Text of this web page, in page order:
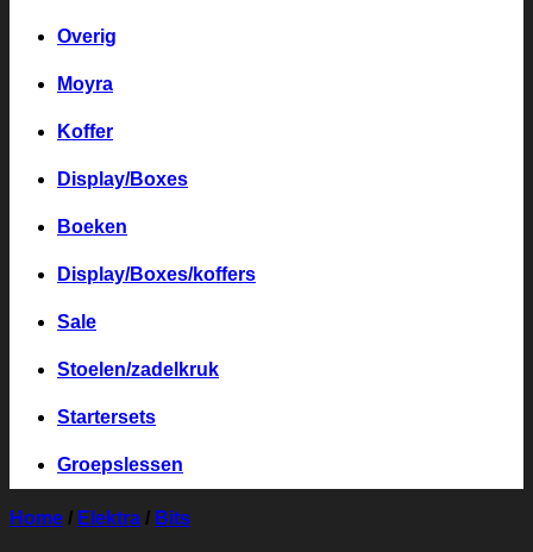
Overig
Moyra
Koffer
Display/Boxes
Boeken
Display/Boxes/koffers
Sale
Stoelen/zadelkruk
Startersets
Groepslessen
Home / Elektra / Bits